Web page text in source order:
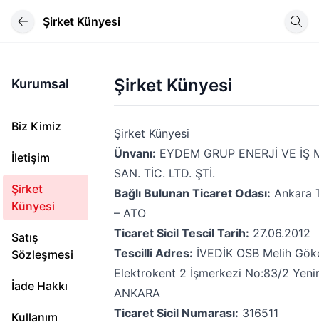
Şirket Künyesi
Kurumsal
Biz Kimiz
İletişim
Şirket
Künyesi
Satış
Sözleşmesi
İade Hakkı
Kullanım
Şirket Künyesi
Şirket Künyesi
Ünvanı: EYDEM GRUP ENERJİ VE İŞ
SAN. TİC. LTD. ŞTİ.
Bağlı Bulunan Ticaret Odası: Ankara
– ATO
Ticaret Sicil Tescil Tarih: 27.06.2012
Tescilli Adres: İVEDİK OSB Melih
Elektrokent 2 İşmerkezi No:83/2
ANKARA
Ticaret Sicil Numarası: 316511